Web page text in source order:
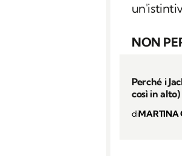
NON
Perché i
così in alto)
diMARTINA